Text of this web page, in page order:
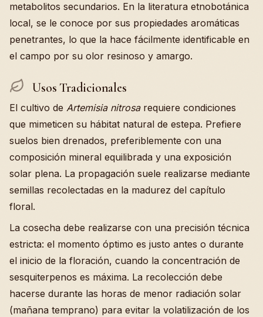
metabolitos secundarios. En la literatura etnobotánica
local, se le conoce por sus propiedades aromáticas
penetrantes, lo que la hace fácilmente identificable en
el campo por su olor resinoso y amargo.
Usos Tradicionales
El cultivo de Artemisia nitrosarequiere condiciones
que mimeticen su hábitat natural de estepa. Prefiere
suelos bien drenados, preferiblemente con una
composición mineral equilibrada y una exposición
solar plena. La propagación suele realizarse mediante
semillas recolectadas en la madurez del capítulo
floral.
La cosecha debe realizarse con una precisión técnica
estricta: el momento óptimo es justo antes o durante
el inicio de la floración, cuando la concentración de
sesquiterpenos es máxima. La recolección debe
hacerse durante las horas de menor radiación solar
(mañana temprano) para evitar la volatilización de los